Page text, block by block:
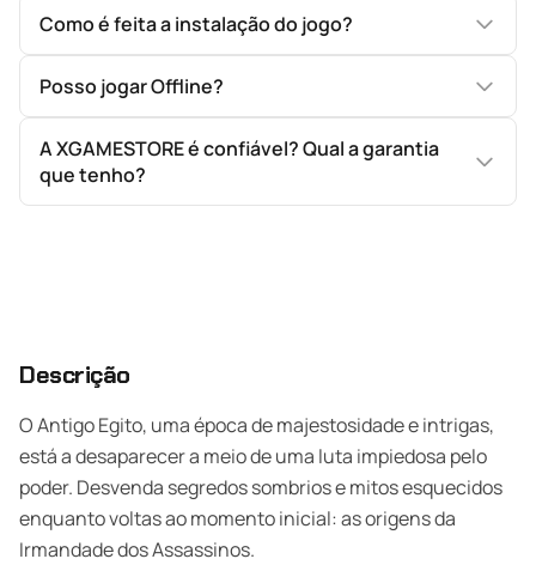
Como é feita a instalação do jogo?
Posso jogar Offline?
A XGAMESTORE é confiável? Qual a garantia
que tenho?
Descrição
O Antigo Egito, uma época de majestosidade e intrigas,
está a desaparecer a meio de uma luta impiedosa pelo
poder. Desvenda segredos sombrios e mitos esquecidos
enquanto voltas ao momento inicial: as origens da
Irmandade dos Assassinos.